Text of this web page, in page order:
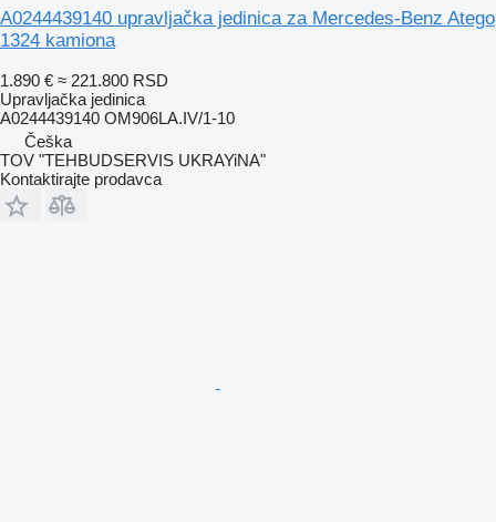
A0244439140 upravljačka jedinica za Mercedes-Benz Atego
1324 kamiona
1.890 € ≈ 221.800 RSD
Upravljačka jedinica
A0244439140 OM906LA.IV/1-10
Češka
TOV "TEHBUDSERVIS UKRAYiNA"
Kontaktirajte prodavca